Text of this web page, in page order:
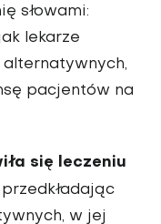
słowami:
lekarze
pacjentów na
się leczeniu
przedkładając
w jej